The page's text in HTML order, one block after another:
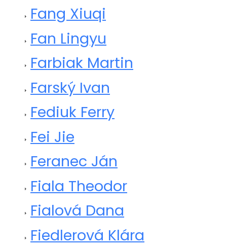
Fang Xiuqi
Fan Lingyu
Farbiak Martin
Farský Ivan
Fediuk Ferry
Fei Jie
Feranec Ján
Fiala Theodor
Fialová Dana
Fiedlerová Klára